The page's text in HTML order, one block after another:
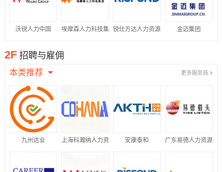
沃锐人力中国 埃摩森人力科技集 锐仕方达人力资源 金迈集团
2F 招聘与雇佣
本类推荐 更多服务商
九州达业 上海科瀚纳人力资 安康泰和 广东易德人力资源